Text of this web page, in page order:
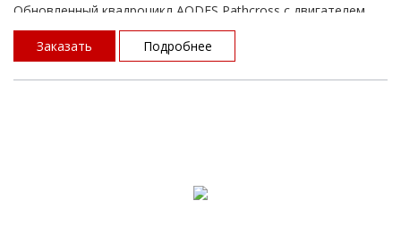
Обновленный квадроцикл AODES Pathcross с двигателем
649 см³ и новым дизайном передней части, новой оптикой,
новым замком заднего багажного отсека. Модель
оснащена LCD приборной панелью и электронным ключом
зажигания.
Заказать Подробнее